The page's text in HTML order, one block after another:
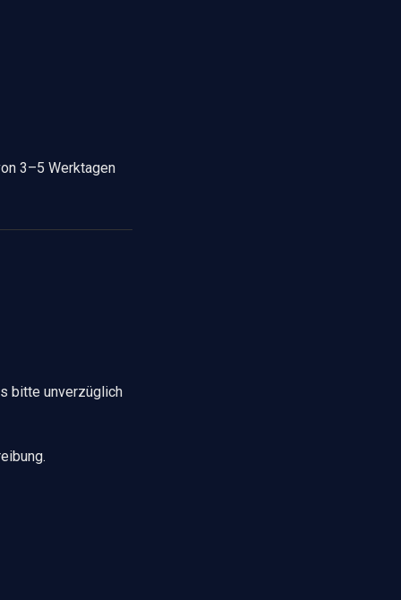
3–5 Werktagen
bitte unverzüglich